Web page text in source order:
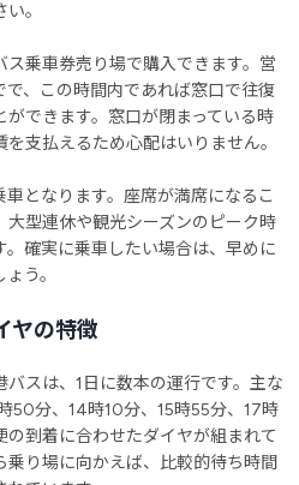
。
乗車券売り場で購入できます。営
、この時間内であれば窓口で往復
できます。窓口が閉まっている時
支払えるため心配はいりません。
となります。座席が満席になるこ
大型連休や観光シーズンのピーク時
確実に乗車したい場合は、早めに
う。
ヤの特徴
スは、1日に数本の運行です。主な
50分、14時10分、15時55分、17時
の到着に合わせたダイヤが組まれて
り場に向かえば、比較的待ち時間